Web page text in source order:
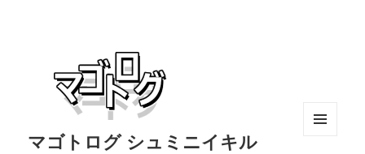
マゴトログ シュミニイキル